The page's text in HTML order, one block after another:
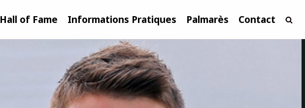
Hall of Fame Informations Pratiques Palmarès Contact